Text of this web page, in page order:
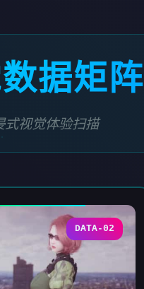
据矩阵
式视觉体验扫描
DATA-02